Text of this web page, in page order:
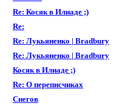
Re: Косяк в Илиаде ;)
Re:
Re: Лукьяненко | Bradbury
Re: Лукьяненко | Bradbury
Косяк в Илиаде ;)
Re: О переписчиках
Cнегов